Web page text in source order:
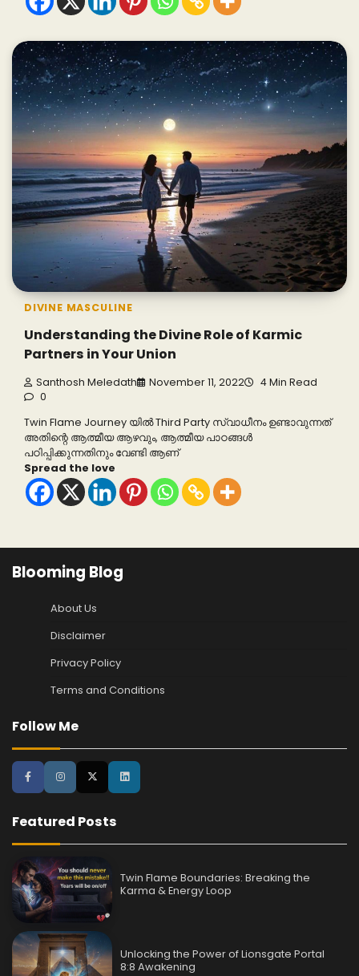
DIVINE MASCULINE
Understanding the Divine Role of Karmic
Partners in Your Union
Santhosh Meledath November 11, 2022
4 Min Read
0
Twin Flame Journey യിൽ Third Party സ്വാധീനം ഉണ്ടാവുന്നത്
അതിന്റെ ആത്മീയ ആഴവും, ആത്മീയ പാഠങ്ങൾ
പഠിപ്പിക്കുന്നതിനും വേണ്ടി ആണ്
Spread the love
Blooming Blog
About Us
Disclaimer
Privacy Policy
Terms and Conditions
Follow Me
Featured Posts
Twin Flame Boundaries: Breaking the
Karma & Energy Loop
Unlocking the Power of Lionsgate Portal
8:8 Awakening